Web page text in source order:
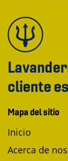
cliente
Mapa del sitio
Inicio
Acerca de